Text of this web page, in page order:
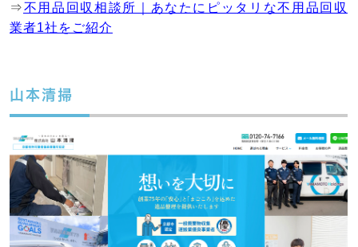
⇒不用品回収相談所｜あなたにピッタリな不用品回収
業者1社をご紹介
山本清掃